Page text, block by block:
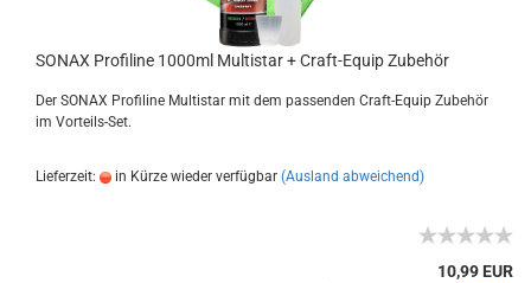
SONAX Profiline 1000ml Multistar + Craft-Equip Zubehör
Der SONAX Profiline Multistar mit dem passenden Craft-Equip Zubehör
im Vorteils-Set.
Lieferzeit: in Kürze wieder verfügbar (Ausland abweichend)
10,99 EUR